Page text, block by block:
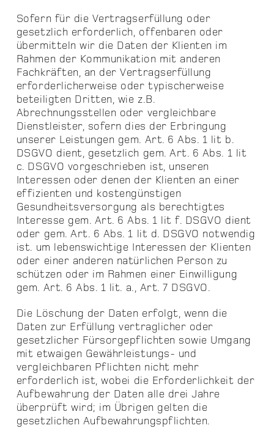
Sofern für die Vertragserfüllung oder
gesetzlich erforderlich, offenbaren oder
übermitteln wir die Daten der Klienten im
Rahmen der Kommunikation mit anderen
Fachkräften, an der Vertragserfüllung
erforderlicherweise oder typischerweise
beteiligten Dritten, wie z.B.
Abrechnungsstellen oder vergleichbare
Dienstleister, sofern dies der Erbringung
unserer Leistungen gem. Art. 6 Abs. 1 lit b.
DSGVO dient, gesetzlich gem. Art. 6 Abs. 1 lit
c. DSGVO vorgeschrieben ist, unseren
Interessen oder denen der Klienten an einer
effizienten und kostengünstigen
Gesundheitsversorgung als berechtigtes
Interesse gem. Art. 6 Abs. 1 lit f. DSGVO dient
oder gem. Art. 6 Abs. 1 lit d. DSGVO notwendig
ist. um lebenswichtige Interessen der Klienten
oder einer anderen natürlichen Person zu
schützen oder im Rahmen einer Einwilligung
gem. Art. 6 Abs. 1 lit. a., Art. 7 DSGVO.
Die Löschung der Daten erfolgt, wenn die
Daten zur Erfüllung vertraglicher oder
gesetzlicher Fürsorgepflichten sowie Umgang
mit etwaigen Gewährleistungs- und
vergleichbaren Pflichten nicht mehr
erforderlich ist, wobei die Erforderlichkeit der
Aufbewahrung der Daten alle drei Jahre
überprüft wird; im Übrigen gelten die
gesetzlichen Aufbewahrungspflichten.